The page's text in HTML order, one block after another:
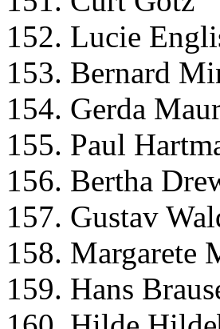
152. Lucie
153. Bernard
154. Gerda
155. Paul
156. Bertha
157. Gustav
158. Margarete
159. Hans